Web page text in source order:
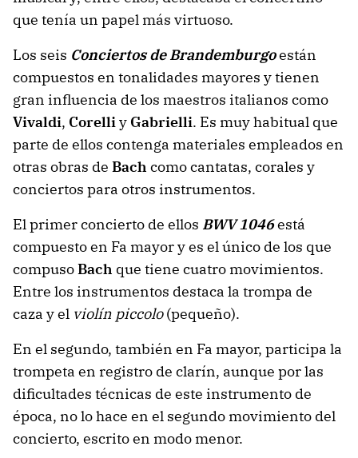
que tenía un papel más virtuoso.
Los seis Conciertos de Brandemburgoestán
compuestos en tonalidades mayores y tienen
gran influencia de los maestros italianos como
Vivaldi, Corelliy Gabrielli. Es muy habitual que
parte de ellos contenga materiales empleados en
otras obras de Bach como cantatas, corales y
conciertos para otros instrumentos.
El primer concierto de ellos BWV 1046está
compuesto en Fa mayor y es el único de los que
compusoBach que tiene cuatro movimientos.
Entre los instrumentos destaca la trompa de
caza y el violín piccolo(pequeño).
En el segundo, también en Fa mayor, participa la
trompeta en registro de clarín, aunque por las
dificultades técnicas de este instrumento de
época, no lo hace en el segundo movimiento del
concierto, escrito en modo menor.